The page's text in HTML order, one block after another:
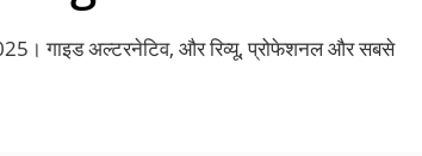
गाइड अल्टरनेटिव, और रिव्यू, प्रोफेशनल और सबसे